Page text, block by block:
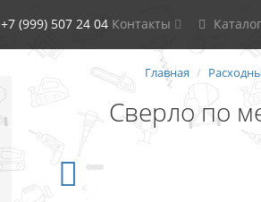
+7 (999) 507 24 04 Контакты
Главная
Сверло по